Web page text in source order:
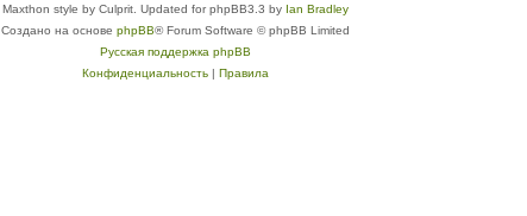
Maxthon style by Culprit. Updated for phpBB3.3 by Ian Bradley
Создано на основе phpBB® Forum Software © phpBB Limited
Русская поддержка phpBB
Конфиденциальность| Правила